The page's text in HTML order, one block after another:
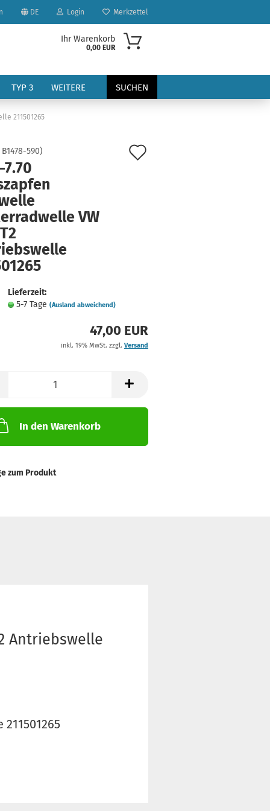
DE Login Merkzettel
Ihr Warenkorb
0,00 EUR
TYP 3 SUCHEN
WEITERE
211501265
B1478-590)
7.70
VW
Lieferzeit:
5-7 Tage (Ausland abweichend)
47,00 EUR
inkl. 19% MwSt. zzgl. Versand
In den Warenkorb
zum Produkt
Antriebswelle